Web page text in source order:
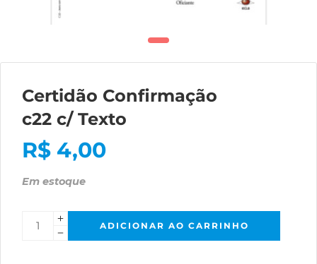
Certidão Confirmação
c22 c/ Texto
R$ 4,00
Em estoque
ADICIONAR AO CARRINHO